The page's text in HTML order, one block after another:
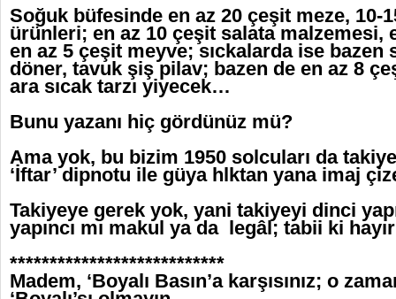
Soğuk büfesinde en az 20 çeşit meze, 10-
ürünleri; en az 10 çeşit salata malzemesi,
en az 5 çeşit meyve; sıckalarda ise bazen
döner, tavuk şiş pilav; bazen de en az 8
ara sıcak tarzı yiyecek…
Bunu yazanı hiç gördünüz mü?
Ama yok, bu bizim 1950 solcuları da
‘İftar’ dipnotu ile güya hlktan yana imaj
Takiyeye gerek yok, yani takiyeyi dinci
yapıncı mı makul ya da legâl; tabii ki
***************************
Madem, ‘Boyalı Basın’a karşısınız; o